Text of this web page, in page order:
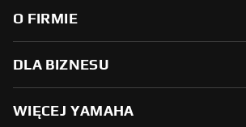
O FIRMIE
DLA BIZNESU
WIĘCEJ YAMAHA